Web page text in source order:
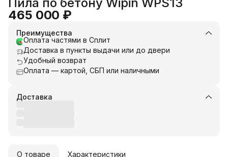
465 000 ₽
Преимущества
Оплата частями в Сплит
Доставка в пункты выдачи или до двери
Удобный возврат
Оплата — картой, СБП или наличными
Доставка
О товаре Характеристики